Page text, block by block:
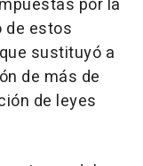
por la
de estos
sustituyó a
de más de
de leyes